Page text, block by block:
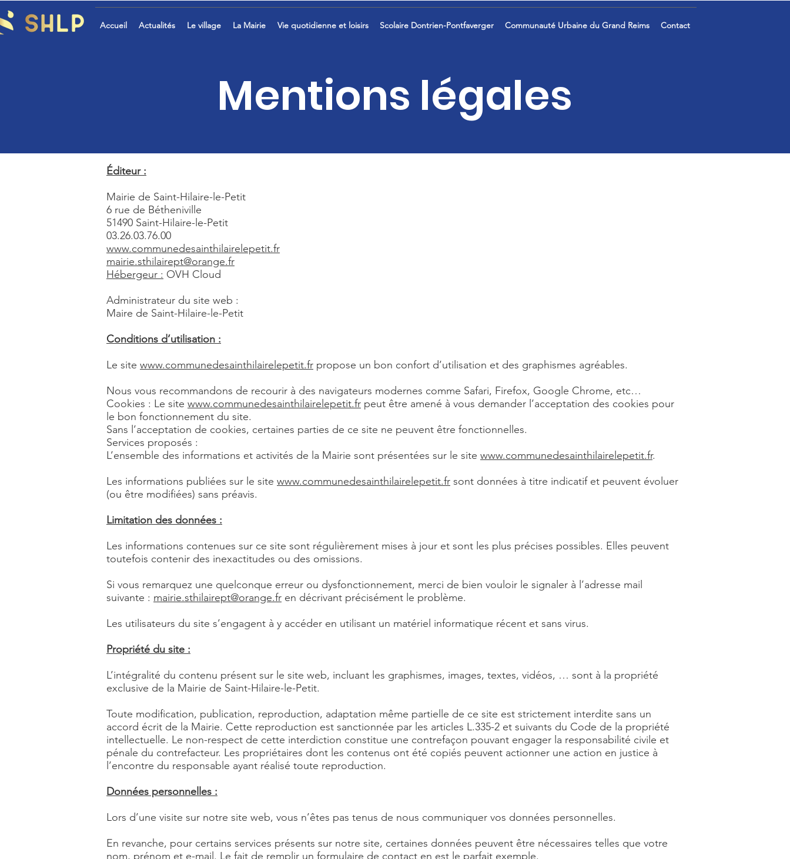
Accueil Actualités Le village La Mairie Vie quotidienne et loisirs Scolaire Dontrien-Pontfaverger Communauté Urbaine du Grand Reims Contact
Mentions légales
Éditeur :
Mairie de Saint-Hilaire-le-Petit
6 rue de Bétheniville
51490 Saint-Hilaire-le-Petit
03.26.03.76.00
www.communedesainthilairelepetit.fr
mairie.sthilairept@orange.fr
Hébergeur : OVH Cloud
Administrateur du site web :
Maire de Saint-Hilaire-le-Petit
Conditions d’utilisation :
Le site www.communedesainthilairelepetit.fr propose un bon confort d’utilisation et des graphismes agréables.
Nous vous recommandons de recourir à des navigateurs modernes comme Safari, Firefox, Google Chrome, etc…
Cookies : Le site www.communedesainthilairelepetit.fr peut être amené à vous demander l’acceptation des cookies pour
le bon fonctionnement du site.
Sans l’acceptation de cookies, certaines parties de ce site ne peuvent être fonctionnelles.
Services proposés :
L’ensemble des informations et activités de la Mairie sont présentées sur le site www.communedesainthilairelepetit.fr.
Les informations publiées sur le site www.communedesainthilairelepetit.fr sont données à titre indicatif et peuvent évoluer
(ou être modifiées) sans préavis.
Limitation des données :
Les informations contenues sur ce site sont régulièrement mises à jour et sont les plus précises possibles. Elles peuvent
toutefois contenir des inexactitudes ou des omissions.
Si vous remarquez une quelconque erreur ou dysfonctionnement, merci de bien vouloir le signaler à l’adresse mail
suivante : mairie.sthilairept@orange.fr en décrivant précisément le problème.
Les utilisateurs du site s’engagent à y accéder en utilisant un matériel informatique récent et sans virus.
Propriété du site :
L’intégralité du contenu présent sur le site web, incluant les graphismes, images, textes, vidéos, … sont à la propriété
exclusive de la Mairie de Saint-Hilaire-le-Petit.
Toute modification, publication, reproduction, adaptation même partielle de ce site est strictement interdite sans un
accord écrit de la Mairie. Cette reproduction est sanctionnée par les articles L.335-2 et suivants du Code de la propriété
intellectuelle. Le non-respect de cette interdiction constitue une contrefaçon pouvant engager la responsabilité civile et
pénale du contrefacteur. Les propriétaires dont les contenus ont été copiés peuvent actionner une action en justice à
l’encontre du responsable ayant réalisé toute reproduction.
Données personnelles :
Lors d’une visite sur notre site web, vous n’êtes pas tenus de nous communiquer vos données personnelles.
En revanche, pour certains services présents sur notre site, certaines données peuvent être nécessaires telles que votre
nom, prénom et e-mail. Le fait de remplir un formulaire de contact en est le parfait exemple.